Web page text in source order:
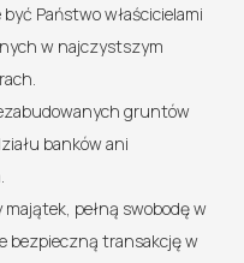
Państwo właścicielami
w najczystszym
gruntów
banków ani
pełną swobodę w
bezpieczną transakcję w